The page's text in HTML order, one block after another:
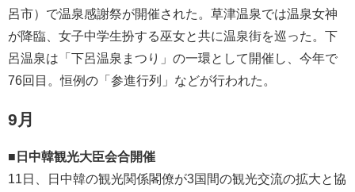
呂市）で温泉感謝祭が開催された。草津温泉では温泉女神
が降臨、女子中学生扮する巫女と共に温泉街を巡った。下
呂温泉は「下呂温泉まつり」の一環として開催し、今年で
76回目。恒例の「参進行列」などが行われた。
9月
■日中韓観光大臣会合開催
11日、日中韓の観光関係閣僚が3国間の観光交流の拡大と協